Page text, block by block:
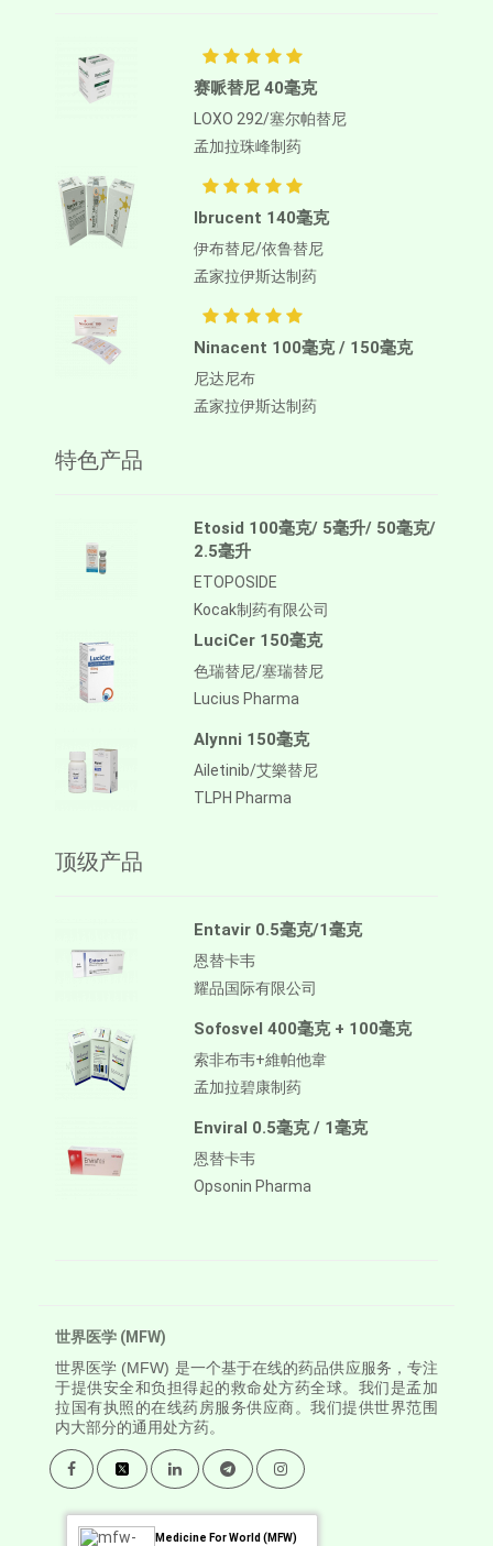
赛哌替尼 40毫克
LOXO 292/塞尔帕替尼
孟加拉珠峰制药
Ibrucent 140毫克
伊布替尼/依鲁替尼
孟家拉伊斯达制药
Ninacent 100毫克 / 150毫克
尼达尼布
孟家拉伊斯达制药
特色产品
Etosid 100毫克/ 5毫升/ 50毫克/
2.5毫升
ETOPOSIDE
Kocak制药有限公司
LuciCer 150毫克
色瑞替尼/塞瑞替尼
Lucius Pharma
Alynni 150毫克
Ailetinib/艾樂替尼
TLPH Pharma
顶级产品
Entavir 0.5毫克/1毫克
恩替卡韦
耀品国际有限公司
Sofosvel 400毫克 + 100毫克
索非布韦+維帕他韋
孟加拉碧康制药
Enviral 0.5毫克 / 1毫克
恩替卡韦
Opsonin Pharma
世界医学 (MFW)
世界医学 (MFW) 是一个基于在线的药品供应服务，专注
于提供安全和负担得起的救命处方药全球。我们是孟加
拉国有执照的在线药房服务供应商。我们提供世界范围
内大部分的通用处方药。
Medicine For World (MFW)